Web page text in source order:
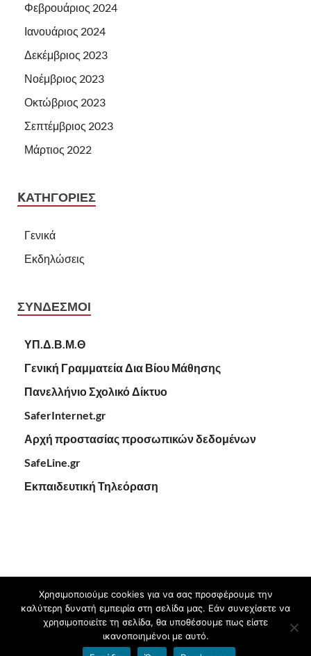
Φεβρουάριος 2024
Ιανουάριος 2024
Δεκέμβριος 2023
Νοέμβριος 2023
Οκτώβριος 2023
Σεπτέμβριος 2023
Μάρτιος 2022
KΑΤΗΓΟΡΊΕΣ
Γενικά
Εκδηλώσεις
ΣΥΝΔΕΣΜΟΙ
ΥΠ.Δ.Β.Μ.Θ
Γενική Γραμματεία Δια Βίου Μάθησης
Πανελλήνιο Σχολικό Δίκτυο
SaferInternet.gr
Αρχή προστασίας προσωπικών δεδομένων
SafeLine.gr
Εκπαιδευτική Τηλεόραση
Πνευματικά δικαιώματα © 2026 9ο ΓΥΜΝΑΣΙΟ ΚΑΛΑΜΑΡΙΑΣ
blogs.sch.grκαιHitMag.
Χρησιμοποιούμε cookies για να σας προσφέρουμε την
καλύτερη δυνατή εμπειρία στη σελίδα μας. Εάν συνεχίσετε να
χρησιμοποιείτε τη σελίδα, θα υποθέσουμε πως είστε
ικανοποιημένοι με αυτό.